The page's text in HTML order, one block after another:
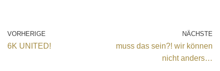
VORHERIGE
6K UNITED!
NÄCHSTE
muss das sein?! wir können
nicht anders…